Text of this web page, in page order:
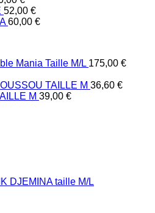
52,00 €
60,00 €
Mania Taille M/L 175,00 €
TAILLE M 36,60 €
M 39,00 €
DJEMINA taille M/L